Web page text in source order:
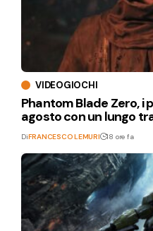
VIDEOGIOCHI
Phantom Blade Zero, i
agosto con un lungo
DiFRANCESCO LEMURI 18 ore fa